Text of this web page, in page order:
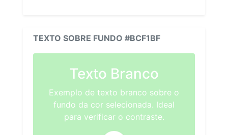
TEXTO SOBRE FUNDO #BCF1BF
Texto Branco
Exemplo de texto branco sobre o
fundo da cor selecionada. Ideal
para verificar o contraste.